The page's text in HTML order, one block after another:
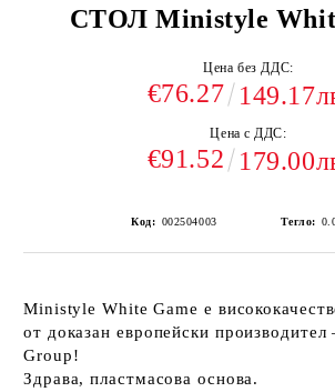
СТОЛ Ministyle
Цена без ДДС:
€76.27
Цена с ДДС:
€91.52
Код: 002504003 Тегло:
Ministyle White Game е
от доказан европейски
Group!
Здрава, пластмасова основа.